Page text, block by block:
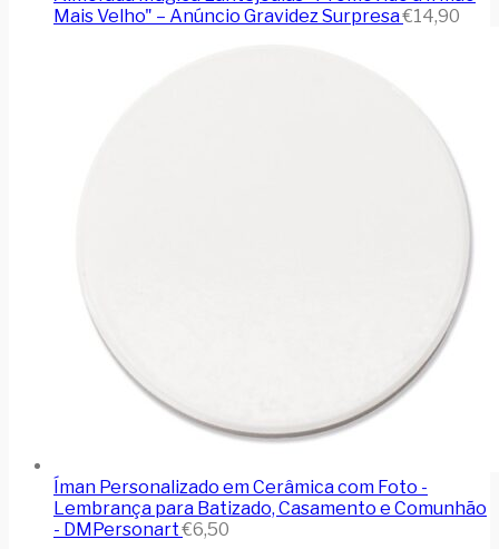
Mais Velho" – Anúncio Gravidez Surpresa€14,90
Íman Personalizado em Cerâmica com Foto -
Lembrança para Batizado, Casamento e Comunhão
- DMPersonart €6,50